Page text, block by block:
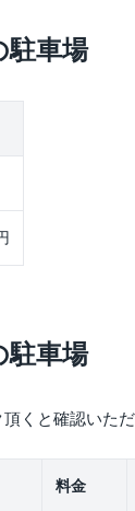
駐車場
駐車場
くと確認いただ
料金